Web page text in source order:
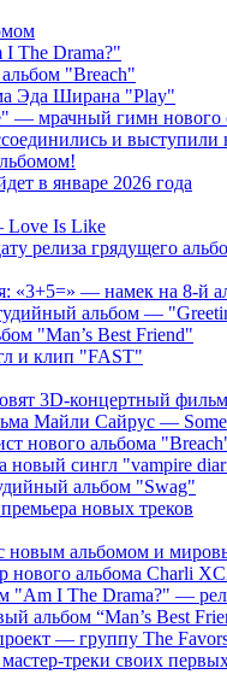
The Drama?"
"Breach"
Эда Ширана "Play"
— мрачный гимн нового
и выступили
в январе 2026 года
Love Is Like
релиза грядущего
«3+5=» — намек на 8-й
альбом —
"Man’s Best Friend"
и клип "FAST"
3D-концертный фильм
Майли Сайрус —
нового альбома
новый сингл "vampire
альбом "Swag"
новых треков
новым альбомом и
альбома Charli
"Am I The Drama?" —
альбом “Man’s Best
— группу The
треки своих